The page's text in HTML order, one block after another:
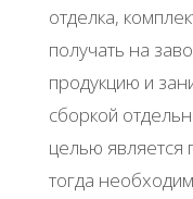
отделка,
получать на
продукцию и
сборкой
целью является
тогда